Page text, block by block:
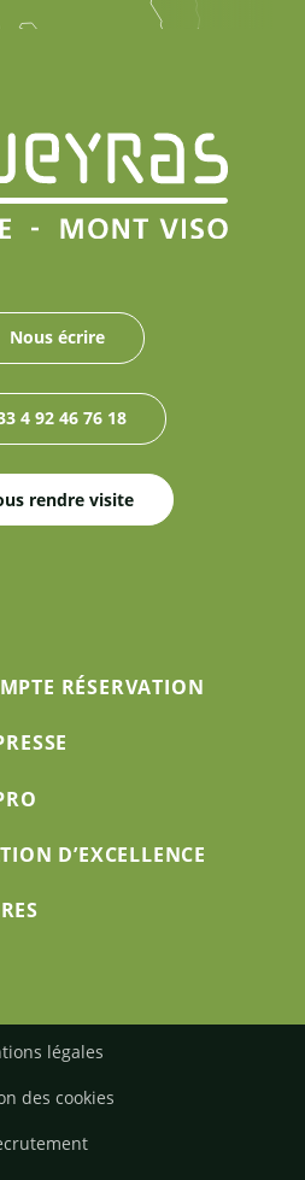
Nous écrire
4 92 46 76 18
rendre visite
RÉSERVATION
D’EXCELLENCE
légales
des cookies